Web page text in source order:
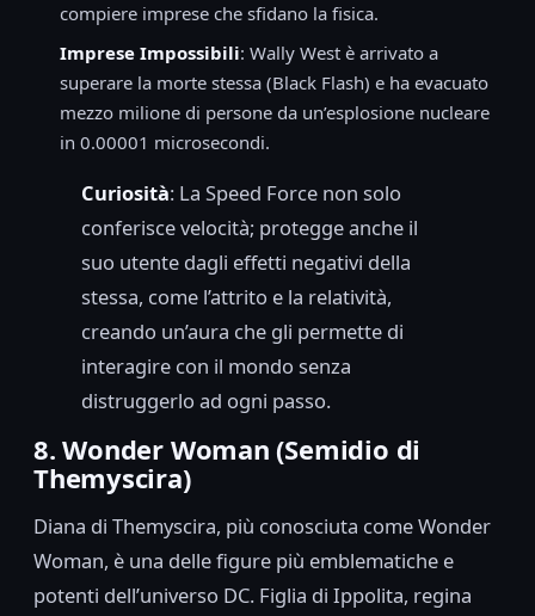
compiere imprese che sfidano la fisica.
Imprese Impossibili: Wally West è arrivato a
superare la morte stessa (Black Flash) e ha evacuato
mezzo milione di persone da un’esplosione nucleare
in 0.00001 microsecondi.
Curiosità: La Speed Force non solo
conferisce velocità; protegge anche il
suo utente dagli effetti negativi della
stessa, come l’attrito e la relatività,
creando un’aura che gli permette di
interagire con il mondo senza
distruggerlo ad ogni passo.
8. Wonder Woman (Semidio di
Themyscira)
Diana di Themyscira, più conosciuta come Wonder
Woman, è una delle figure più emblematiche e
potenti dell’universo DC. Figlia di Ippolita, regina